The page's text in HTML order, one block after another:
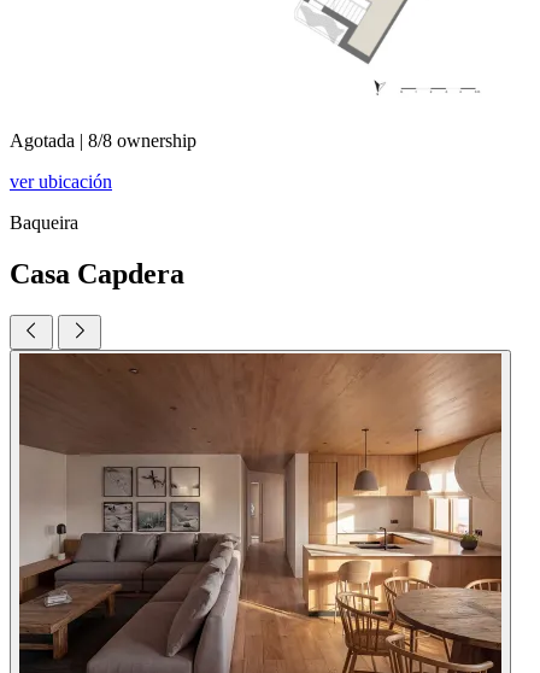
Agotada
8/8 ownership
ver ubicación
Baqueira
Casa Capdera